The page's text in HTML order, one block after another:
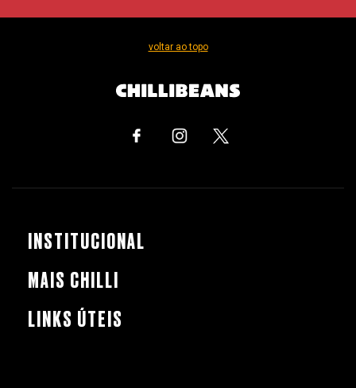
voltar ao topo
INSTITUCIONAL
MAIS CHILLI
LINKS ÚTEIS